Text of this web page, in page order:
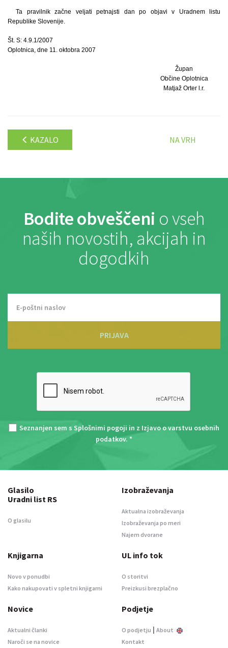
Ta pravilnik začne veljati petnajsti dan po objavi v Uradnem listu
Republike Slovenije.
Št. S: 4.9.1/2007
Oplotnica, dne 11. oktobra 2007
Župan
Občine Oplotnica
Matjaž Orter l.r.
KAZALO NA VRH
Bodite obveščeni o vseh
naših novostih, akcijah in
dogodkih
PRIJAVA
Seznanjen sem s Splošnimi pogoji in z Izjavo o varstvu osebnih
podatkov. *
Glasilo
Uradni list RS
O glasilu
Izobraževanja
Aktualna izobraževanja
Izobraževanja po meri
Najem dvorane
Knjigarna
Novo v ponudbi
Kako nakupovati v spletni knjigarni
UL info tok
O storitvi
Preizkusi brezplačno
Novice
Aktualni članki
Naroči se na novice
Podjetje
O podjetju | About
Kontakt